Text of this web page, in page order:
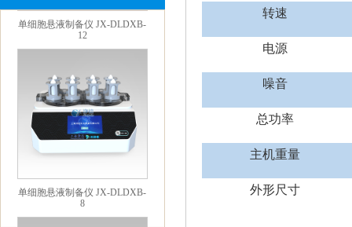
转速
电源
噪音
总功率
主机重量
外形尺寸